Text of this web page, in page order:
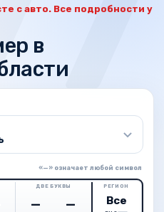
с авто. Все подробности у
в
«—» означает любой символ
ДВЕ БУКВЫ РЕГИОН